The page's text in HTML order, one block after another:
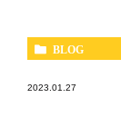
BLOG
2023.01.27